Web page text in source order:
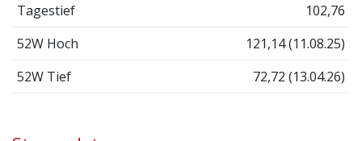
Tagestief
102,76
52W Hoch
121,14 (11.08.25)
52W Tief
72,72 (13.04.26)